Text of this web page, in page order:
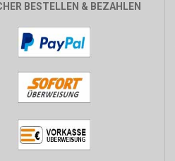
BESTELLEN & BEZAHLEN